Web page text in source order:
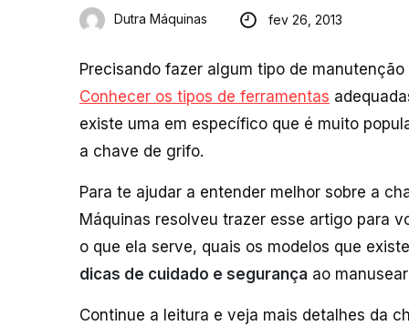
Dutra Máquinas fev 26, 2013
Precisando fazer algum tipo de
Conhecer os tipos de ferramentas
existe uma em específico que é muito
a chave de grifo.
Para te ajudar a entender melhor sobre a
Máquinas resolveu trazer esse artigo para
o que ela serve, quais os modelos que
dicas de cuidado e segurança ao
Continue a leitura e veja mais detalhes da